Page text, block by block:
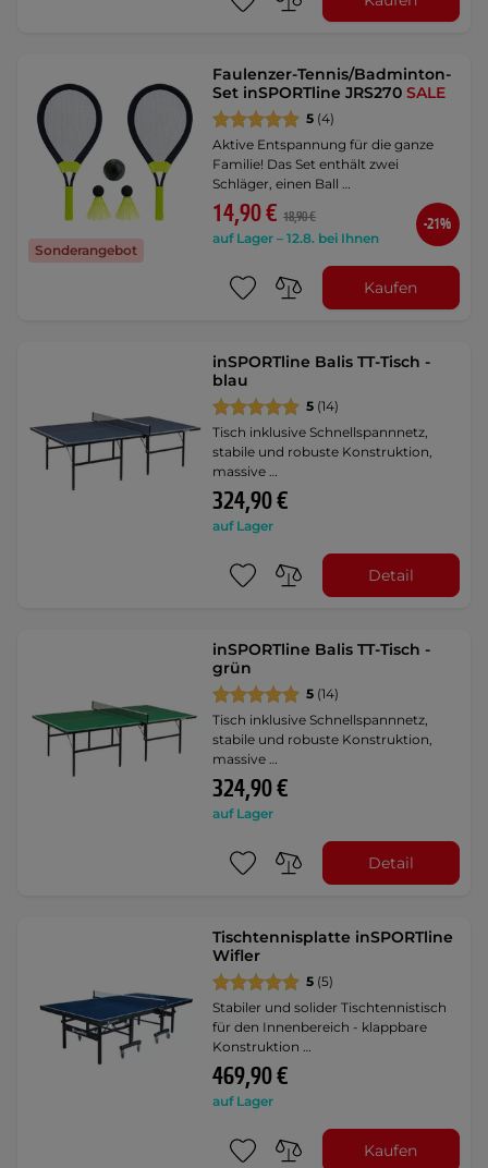
Sonderangebot
Faulenzer-Tennis/Badminton-
Set inSPORTline JRS270SALE
5 (4)
Aktive Entspannung für die ganze
Familie! Das Set enthält zwei
Schläger, einen Ball …
14,90 € 18,90 €
auf Lager – 12.8. bei Ihnen
-21%
Kaufen
inSPORTline Balis TT-Tisch -
blau
5 (14)
Tisch inklusive Schnellspannnetz,
stabile und robuste Konstruktion,
massive …
324,90 €
auf Lager
Detail
inSPORTline Balis TT-Tisch -
grün
5 (14)
Tisch inklusive Schnellspannnetz,
stabile und robuste Konstruktion,
massive …
324,90 €
auf Lager
Detail
Tischtennisplatte inSPORTline
Wifler
5 (5)
Stabiler und solider Tischtennistisch
für den Innenbereich - klappbare
Konstruktion …
469,90 €
auf Lager
Kaufen